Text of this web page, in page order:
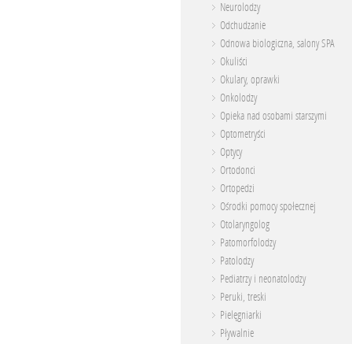
Neurolodzy
Odchudzanie
Odnowa biologiczna, salony SPA
Okuliści
Okulary, oprawki
Onkolodzy
Opieka nad osobami starszymi
Optometryści
Optycy
Ortodonci
Ortopedzi
Ośrodki pomocy społecznej
Otolaryngolog
Patomorfolodzy
Patolodzy
Pediatrzy i neonatolodzy
Peruki, treski
Pielęgniarki
Pływalnie